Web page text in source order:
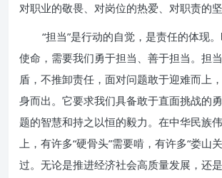
对职业的敬畏、对岗位的热爱、对职责的坚
“担当”是行动的自觉，是责任的体现
使命，需要我们勇于担当、善于担当。担
盾，不推卸责任，面对问题敢于迎难而上
身而出。它要求我们具备敢于直面挑战的
题的智慧和持之以恒的毅力。在中华民族
上，有许多“硬骨头”需要啃，有许多“娄山
过。无论是推进经济社会高质量发展，还